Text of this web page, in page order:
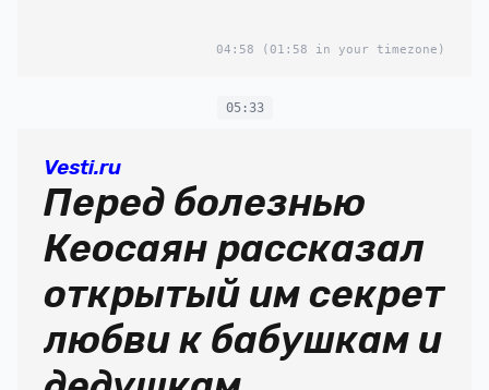
04:58 (01:58 in your timezone)
05:33
Vesti.ru
Перед болезнью
Кеосаян рассказал
открытый им секрет
любви к бабушкам и